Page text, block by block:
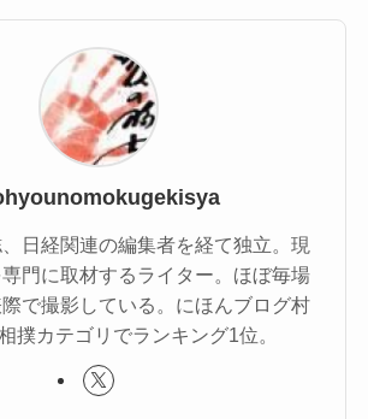
日経関連の編集者を経て独立。現
門に取材するライター。ほぼ毎場
で撮影している。にほんブログ村
撲カテゴリでランキング1位。